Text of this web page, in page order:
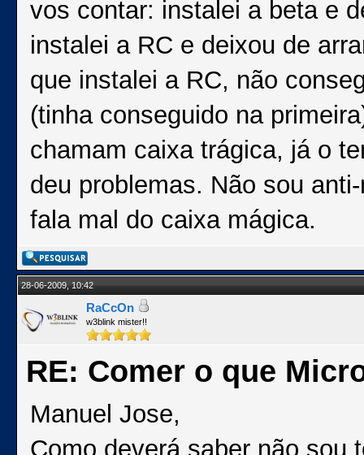
vos contar: instalei a beta e
instalei a RC e deixou de
que instalei a RC, não
(tinha conseguido na
chamam caixa trágica, já o
deu problemas. Não sou
fala mal do caixa mágica.
28-06-2009, 10:42
RaCcOn
w3blink mister!!
RE: Comer o que
Manuel Jose,
Como deverá saber não sou